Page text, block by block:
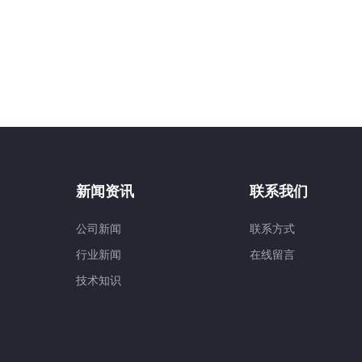
新闻资讯
公司新闻
行业新闻
技术知识
联系我们
联系方式
在线留言